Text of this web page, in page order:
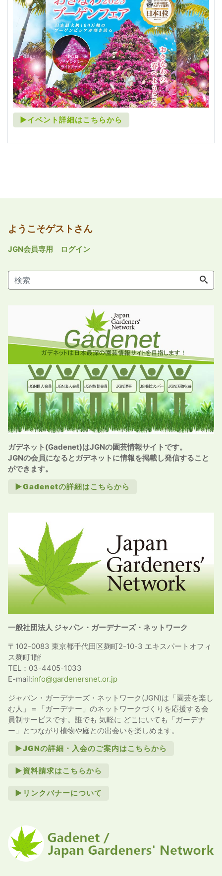
►イベント詳細はこちらから
ようこそゲストさん
JGN会員専用 ログイン
ガデネット(Gadenet)はJGNの園芸情報サイトです。
JGNの会員になるとガデネットに情報を掲載し発信すること
ができます。
►Gadenetの詳細はこちらから
一般社団法人 ジャパン・ガーデナーズ・ネットワーク
〒102-0083 東京都千代田区麹町2-10-3 エキスパートオフィ
ス麹町1階
TEL：03-4405-1033
E-mail:info@gardenersnet.or.jp
ジャパン・ガーデナーズ・ネットワーク(JGN)は「園芸を楽し
む人」＝「ガーデナー」のネットワークづくりを応援する会
員制サービスです。誰でも 気軽に どこにいても「ガーデナ
ー」とつながり植物や庭との出会いを楽しめます。
►JGNの詳細・入会のご案内はこちらから
►資料請求はこちらから
►リンクバナーについて